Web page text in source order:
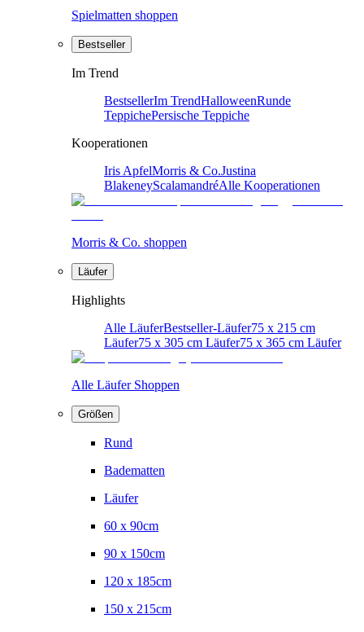
Spielmatten shoppen
Bestseller
Im Trend
BestsellerIm TrendHalloweenRunde
TeppichePersische Teppiche
Kooperationen
Iris ApfelMorris & Co.Justina
BlakeneyScalamandréAlle Kooperationen
Morris & Co. shoppen
Läufer
Highlights
Alle LäuferBestseller-Läufer75 x 215 cm
Läufer75 x 305 cm Läufer75 x 365 cm Läufer
Alle Läufer Shoppen
Größen
Rund
Badematten
Läufer
60 x 90cm
90 x 150cm
120 x 185cm
150 x 215cm